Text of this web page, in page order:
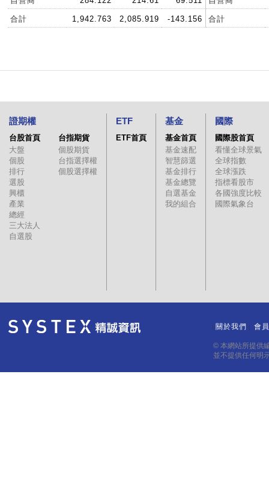
合計 1,942.763 2,085.919 -143.156 合計
證期權
台股首頁
大盤
個股
排行
選股
興櫃
產業
總經
三大法人
自選股
台指期貨
個股期貨
台指選擇權
個股選擇權
ETF
ETF首頁
基金
基金首頁
基金速配
智慧篩選
基金排行
基金總覽
自選基金
我的組合
國際
國際股首頁
看懂全球景氣
全球指數
全球漲跌
指標看股市
各國強度比較
國際氣象台
關於我們 會
© 本網站所提供
並不提供任何明